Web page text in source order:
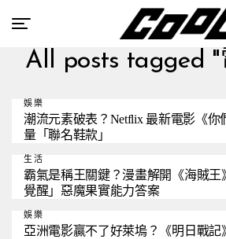
All posts tagged "
娛樂
潮流元素破表？Netflix 最新電影《你
量「聯名鞋款」
生活
霸氣是稱王關鍵？漫畫解開《海賊王
覺醒」惡魔果實能力答案
娛樂
亞洲電影贏不了好萊塢？《明日戰